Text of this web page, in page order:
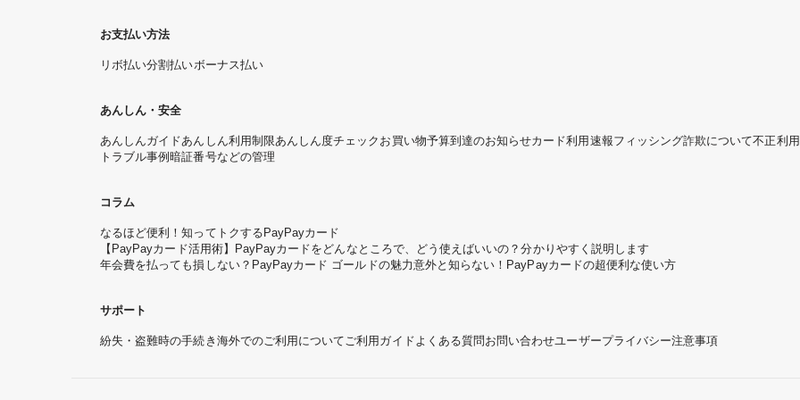
お支払い方法
リボ払い分割払いボーナス払い
あんしん・安全
あんしんガイドあんしん利用制限あんしん度チェック お買い物予算到達のお知らせカード利用速報フィッシング詐欺について不正利
トラブル事例暗証番号などの管理
コラム
なるほど便利！知ってトクするPayPayカード
【PayPayカード活用術】PayPayカードをどんなところで、どう使えばいいの？分かりやすく説明します
年会費を払っても損しない？PayPayカード ゴールドの魅力意外と知らない！PayPayカードの超便利な使い方
サポート
紛失・盗難時の手続き 海外でのご利用についてご利用ガイドよくある質問お問い合わせユーザープライバシー注意事項